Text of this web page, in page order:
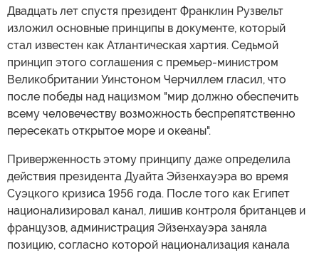
Двадцать лет спустя президент Франклин Рузвельт
изложил основные принципы в документе, который
стал известен как Атлантическая хартия. Седьмой
принцип этого соглашения с премьер-министром
Великобритании Уинстоном Черчиллем гласил, что
после победы над нацизмом "мир должно обеспечить
всему человечеству возможность беспрепятственно
пересекать открытое море и океаны".
Приверженность этому принципу даже определила
действия президента Дуайта Эйзенхауэра во время
Суэцкого кризиса 1956 года. После того как Египет
национализировал канал, лишив контроля британцев и
французов, администрация Эйзенхауэра заняла
позицию, согласно которой национализация канала